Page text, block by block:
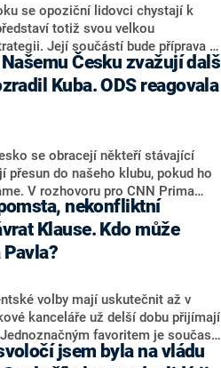
Babiše ale hodnotit nechtěl.
se opoziční lidovci chystají k
totiž svou velkou
Její součástí bude příprava na
řekl ve středu na setkání s novináři
Jan Grolich. Ten zároveň v
kandiduje ve Vyškově. Popsal i
níž vládní strany nebo političtí
jako o slabé a v defenzivě. „Je to
na chyby vlády. Ministři s
do debat. Chceme ale ukazovat
Grolich na dotaz CNN Prima
Kuba. ODS reagovala
se obracejí někteří stávající
přesun do našeho klubu, pokud ho
V rozhovoru pro CNN Prima
hnutí a jihočeský hejtman
nebyl, ale získat by takto mohl
Zdeňka Hrabu, který je dnes
a TOP 09. Hraba to na dotaz
Předseda klubu senátorů ODS
řekl, že počítá s odchodem
z klubu a že Naše Česko není
Klause. Kdo může
volby mají uskutečnit až v
kanceláře už delší dobu přijímají
favoritem je současná
Daleko za ním pak bookmakeři
jsem byla na vládu